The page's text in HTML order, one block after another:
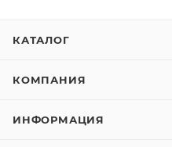
КАТАЛОГ
КОМПАНИЯ
ИНФОРМАЦИЯ